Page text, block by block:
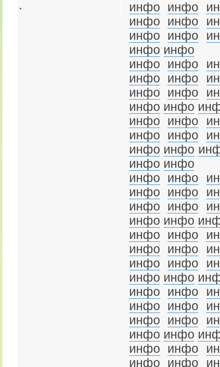
инфо инфо
инфо
инфо
инфо
инфо
инфо инфо
инфо
инфо
инфо
инфо
инфо
инфо
инфо инфо
инфо
инфо
инфо
инфо
инфо инфо
инфо инфо
инфо
инфо
инфо
инфо
инфо
инфо
инфо инфо
инфо
инфо
инфо
инфо
инфо
инфо
инфо инфо
инфо
инфо
инфо
инфо
инфо
инфо
инфо инфо
инфо
инфо
инфо
инфо